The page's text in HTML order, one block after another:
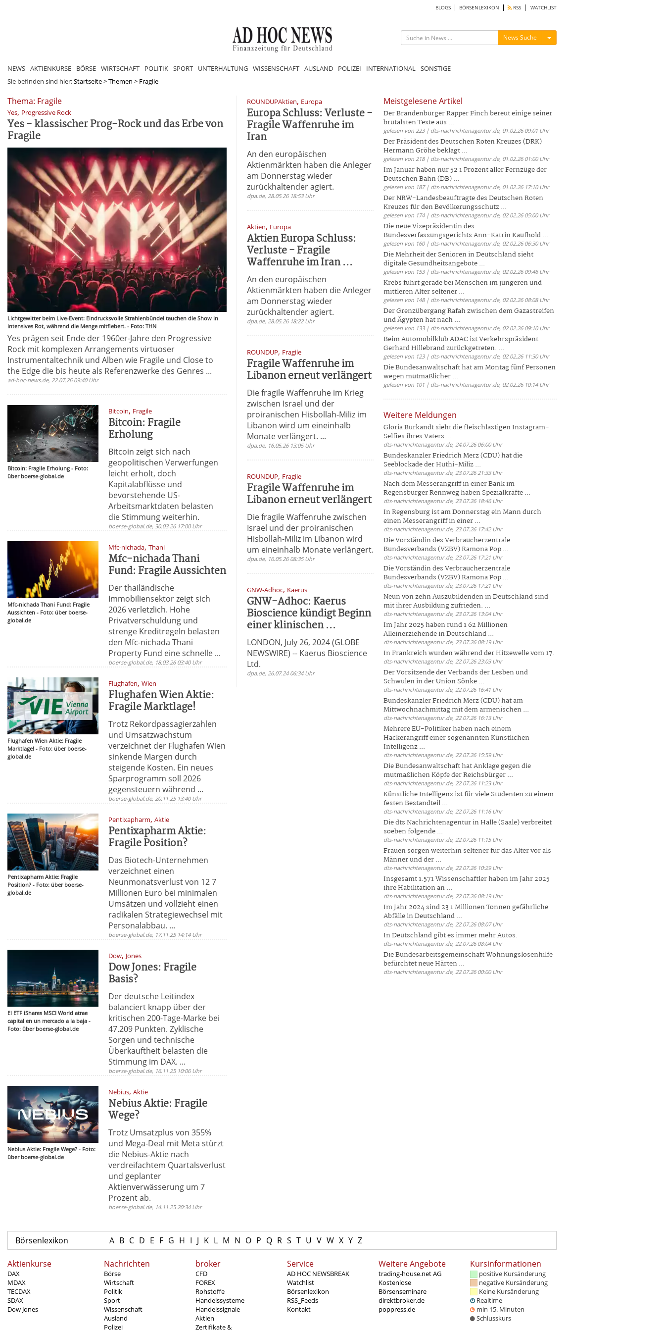
BLOGS BÖRSENLEXIKON RSS WATCHLIST
News Suche Menü ein-/ausblenden
NEWS AKTIENKURSE BÖRSE WIRTSCHAFT POLITIK SPORT UNTERHALTUNG WISSENSCHAFT AUSLAND POLIZEI INTERNATIONAL SONSTIGE
Sie befinden sind hier:Startseite>Themen > Fragile
Thema: Fragile
Yes, Progressive Rock
Yes - klassischer Prog-Rock und das Erbe von
Fragile
Lichtgewitter beim Live-Event: Eindrucksvolle Strahlenbündel tauchen die Show in
intensives Rot, während die Menge mitfiebert. - Foto: THN
Yes prägen seit Ende der 1960er-Jahre den Progressive
Rock mit komplexen Arrangements virtuoser
Instrumentaltechnik und Alben wie Fragile und Close to
the Edge die bis heute als Referenzwerke des Genres ...
ad-hoc-news.de, 22.07.26 09:40 Uhr
Bitcoin: Fragile Erholung - Foto:
über boerse-global.de
Bitcoin, Fragile
Bitcoin: Fragile
Erholung
Bitcoin zeigt sich nach
geopolitischen Verwerfungen
leicht erholt, doch
Kapitalabflüsse und
bevorstehende US-
Arbeitsmarktdaten belasten
die Stimmung weiterhin.
boerse-global.de, 30.03.26 17:00 Uhr
Mfc-nichada Thani Fund: Fragile
Aussichten - Foto: über boerse-
global.de
Mfc-nichada,Thani
Mfc-nichada Thani
Fund: Fragile Aussichten
Der thailändische
Immobiliensektor zeigt sich
2026 verletzlich. Hohe
Privatverschuldung und
strenge Kreditregeln belasten
den Mfc-nichada Thani
Property Fund eine schnelle ...
boerse-global.de, 18.03.26 03:40 Uhr
Flughafen Wien Aktie: Fragile
Marktlage! - Foto: über boerse-
global.de
Flughafen,Wien
Flughafen Wien Aktie:
Fragile Marktlage!
Trotz Rekordpassagierzahlen
und Umsatzwachstum
verzeichnet der Flughafen Wien
sinkende Margen durch
steigende Kosten. Ein neues
Sparprogramm soll 2026
gegensteuern während ...
boerse-global.de, 20.11.25 13:40 Uhr
Pentixapharm Aktie: Fragile
Position? - Foto: über boerse-
global.de
Pentixapharm,Aktie
Pentixapharm Aktie:
Fragile Position?
Das Biotech-Unternehmen
verzeichnet einen
Neunmonatsverlust von 12 7
Millionen Euro bei minimalen
Umsätzen und vollzieht einen
radikalen Strategiewechsel mit
Personalabbau. ...
boerse-global.de, 17.11.25 14:14 Uhr
El ETF iShares MSCI World atrae
capital en un mercado a la baja -
Foto: über boerse-global.de
Dow, Jones
Dow Jones: Fragile
Basis?
Der deutsche Leitindex
balanciert knapp über der
kritischen 200-Tage-Marke bei
47.209 Punkten. Zyklische
Sorgen und technische
Überkauftheit belasten die
Stimmung im DAX. ...
boerse-global.de, 16.11.25 10:06 Uhr
Nebius Aktie: Fragile Wege? - Foto:
über boerse-global.de
Nebius,Aktie
Nebius Aktie: Fragile
Wege?
Trotz Umsatzplus von 355%
und Mega-Deal mit Meta stürzt
die Nebius-Aktie nach
verdreifachtem Quartalsverlust
und geplanter
Aktienverwässerung um 7
Prozent ab.
boerse-global.de, 14.11.25 20:34 Uhr
ROUNDUPAktien, Europa
Europa Schluss: Verluste -
Fragile Waffenruhe im
Iran
An den europäischen
Aktienmärkten haben die Anleger
am Donnerstag wieder
zurückhaltender agiert.
dpa.de, 28.05.26 18:53 Uhr
Aktien, Europa
Aktien Europa Schluss:
Verluste - Fragile
Waffenruhe im Iran ...
An den europäischen
Aktienmärkten haben die Anleger
am Donnerstag wieder
zurückhaltender agiert.
dpa.de, 28.05.26 18:22 Uhr
ROUNDUP, Fragile
Fragile Waffenruhe im
Libanon erneut verlängert
Die fragile Waffenruhe im Krieg
zwischen Israel und der
proiranischen Hisbollah-Miliz im
Libanon wird um eineinhalb
Monate verlängert. ...
dpa.de, 16.05.26 13:05 Uhr
ROUNDUP, Fragile
Fragile Waffenruhe im
Libanon erneut verlängert
Die fragile Waffenruhe zwischen
Israel und der proiranischen
Hisbollah-Miliz im Libanon wird
um eineinhalb Monate verlängert.
dpa.de, 16.05.26 08:35 Uhr
GNW-Adhoc, Kaerus
GNW-Adhoc: Kaerus
Bioscience kündigt Beginn
einer klinischen ...
LONDON, July 26, 2024 (GLOBE
NEWSWIRE) -- Kaerus Bioscience
Ltd.
dpa.de, 26.07.24 06:34 Uhr
Meistgelesene Artikel
Der Brandenburger Rapper Finch bereut einige seiner
brutalsten Texte aus ...
gelesen von 223 | dts-nachrichtenagentur.de, 01.02.26 09:01 Uhr
Der Präsident des Deutschen Roten Kreuzes (DRK)
Hermann Gröhe beklagt ...
gelesen von 218 | dts-nachrichtenagentur.de, 01.02.26 01:00 Uhr
Im Januar haben nur 52 1 Prozent aller Fernzüge der
Deutschen Bahn (DB) ...
gelesen von 187 | dts-nachrichtenagentur.de, 01.02.26 17:10 Uhr
Der NRW-Landesbeauftragte des Deutschen Roten
Kreuzes für den Bevölkerungsschutz ...
gelesen von 174 | dts-nachrichtenagentur.de, 02.02.26 05:00 Uhr
Die neue Vizepräsidentin des
Bundesverfassungsgerichts Ann-Katrin Kaufhold ...
gelesen von 160 | dts-nachrichtenagentur.de, 02.02.26 06:30 Uhr
Die Mehrheit der Senioren in Deutschland sieht
digitale Gesundheitsangebote ...
gelesen von 153 | dts-nachrichtenagentur.de, 02.02.26 09:46 Uhr
Krebs führt gerade bei Menschen im jüngeren und
mittleren Alter seltener ...
gelesen von 148 | dts-nachrichtenagentur.de, 02.02.26 08:08 Uhr
Der Grenzübergang Rafah zwischen dem Gazastreifen
und Ägypten hat nach ...
gelesen von 133 | dts-nachrichtenagentur.de, 02.02.26 09:10 Uhr
Beim Automobilklub ADAC ist Verkehrspräsident
Gerhard Hillebrand zurückgetreten. ...
gelesen von 123 | dts-nachrichtenagentur.de, 02.02.26 11:30 Uhr
Die Bundesanwaltschaft hat am Montag fünf Personen
wegen mutmaßlicher ...
gelesen von 101 | dts-nachrichtenagentur.de, 02.02.26 10:14 Uhr
Weitere Meldungen
Gloria Burkandt sieht die fleischlastigen Instagram-
Selfies ihres Vaters ...
dts-nachrichtenagentur.de, 24.07.26 06:00 Uhr
Bundeskanzler Friedrich Merz (CDU) hat die
Seeblockade der Huthi-Miliz ...
dts-nachrichtenagentur.de, 23.07.26 21:33 Uhr
Nach dem Messerangriff in einer Bank im
Regensburger Rennweg haben Spezialkräfte ...
dts-nachrichtenagentur.de, 23.07.26 18:46 Uhr
In Regensburg ist am Donnerstag ein Mann durch
einen Messerangriff in einer ...
dts-nachrichtenagentur.de, 23.07.26 17:42 Uhr
Die Vorständin des Verbraucherzentrale
Bundesverbands (VZBV) Ramona Pop ...
dts-nachrichtenagentur.de, 23.07.26 17:21 Uhr
Die Vorständin des Verbraucherzentrale
Bundesverbands (VZBV) Ramona Pop ...
dts-nachrichtenagentur.de, 23.07.26 17:21 Uhr
Neun von zehn Auszubildenden in Deutschland sind
mit ihrer Ausbildung zufrieden. ...
dts-nachrichtenagentur.de, 23.07.26 13:04 Uhr
Im Jahr 2025 haben rund 1 62 Millionen
Alleinerziehende in Deutschland ...
dts-nachrichtenagentur.de, 23.07.26 08:19 Uhr
In Frankreich wurden während der Hitzewelle vom 17.
dts-nachrichtenagentur.de, 22.07.26 23:03 Uhr
Der Vorsitzende der Verbands der Lesben und
Schwulen in der Union Sönke ...
dts-nachrichtenagentur.de, 22.07.26 16:41 Uhr
Bundeskanzler Friedrich Merz (CDU) hat am
Mittwochnachmittag mit dem armenischen ...
dts-nachrichtenagentur.de, 22.07.26 16:13 Uhr
Mehrere EU-Politiker haben nach einem
Hackerangriff einer sogenannten Künstlichen
Intelligenz ...
dts-nachrichtenagentur.de, 22.07.26 15:59 Uhr
Die Bundesanwaltschaft hat Anklage gegen die
mutmaßlichen Köpfe der Reichsbürger ...
dts-nachrichtenagentur.de, 22.07.26 11:23 Uhr
Künstliche Intelligenz ist für viele Studenten zu einem
festen Bestandteil ...
dts-nachrichtenagentur.de, 22.07.26 11:16 Uhr
Die dts Nachrichtenagentur in Halle (Saale) verbreitet
soeben folgende ...
dts-nachrichtenagentur.de, 22.07.26 11:15 Uhr
Frauen sorgen weiterhin seltener für das Alter vor als
Männer und der ...
dts-nachrichtenagentur.de, 22.07.26 10:29 Uhr
Insgesamt 1.571 Wissenschaftler haben im Jahr 2025
ihre Habilitation an ...
dts-nachrichtenagentur.de, 22.07.26 08:19 Uhr
Im Jahr 2024 sind 23 1 Millionen Tonnen gefährliche
Abfälle in Deutschland ...
dts-nachrichtenagentur.de, 22.07.26 08:07 Uhr
In Deutschland gibt es immer mehr Autos.
dts-nachrichtenagentur.de, 22.07.26 08:04 Uhr
Die Bundesarbeitsgemeinschaft Wohnungslosenhilfe
befürchtet neue Härten ...
dts-nachrichtenagentur.de, 22.07.26 00:00 Uhr
Börsenlexikon A B C D E F G H I J K L M N O P Q R S T U V W X Y Z
Aktienkurse
DAX
MDAX
TECDAX
SDAX
Dow Jones
Nachrichten
Börse
Wirtschaft
Politik
Sport
Wissenschaft
Ausland
Polizei
broker
CFD
FOREX
Rohstoffe
Handelssysteme
Handelssignale
Aktien
Zertifikate &
Service
AD HOC NEWSBREAK
Watchlist
Börsenlexikon
RSS_Feeds
Kontakt
Weitere Angebote
trading-house.net AG
Kostenlose
Börsenseminare
direktbroker.de
poppress.de
Kursinformationen
positive Kursänderung
negative Kursänderung
Keine Kursänderung
Realtime
min 15. Minuten
Schlusskurs